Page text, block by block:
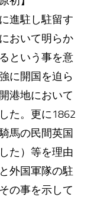
進駐し駐留す
おいて明らか
という事を意
に開国を迫ら
港地において
た。更に1862
馬の民間英国
た）等を理由
外国軍隊の駐
の事を示して